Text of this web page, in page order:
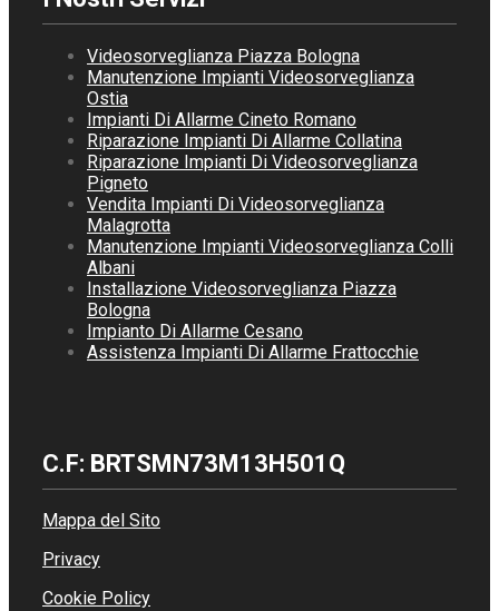
Videosorveglianza Piazza Bologna
Manutenzione Impianti Videosorveglianza
Ostia
Impianti Di Allarme Cineto Romano
Riparazione Impianti Di Allarme Collatina
Riparazione Impianti Di Videosorveglianza
Pigneto
Vendita Impianti Di Videosorveglianza
Malagrotta
Manutenzione Impianti Videosorveglianza Colli
Albani
Installazione Videosorveglianza Piazza
Bologna
Impianto Di Allarme Cesano
Assistenza Impianti Di Allarme Frattocchie
C.F: BRTSMN73M13H501Q
Mappa del Sito
Privacy
Cookie Policy